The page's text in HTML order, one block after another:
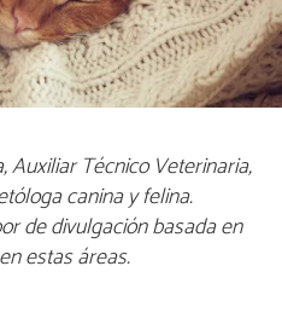
Auxiliar Técnico Veterinaria,
canina y felina.
de divulgación basada en
estas áreas.